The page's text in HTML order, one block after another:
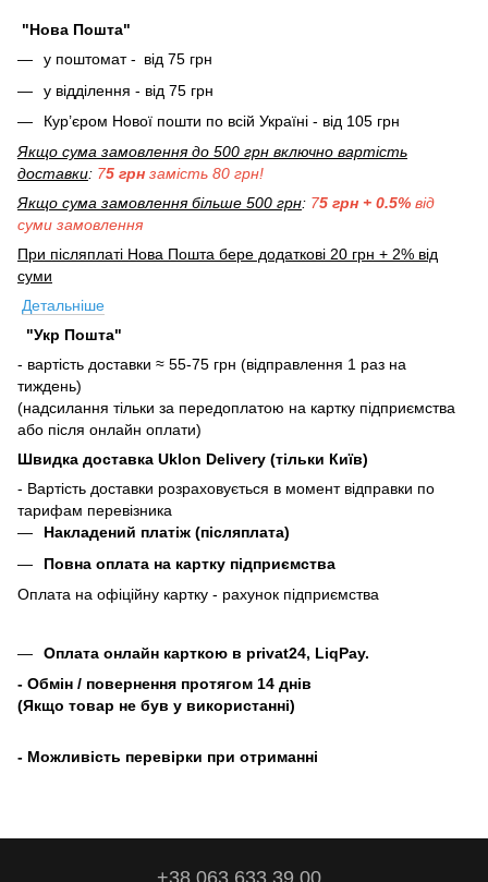
"Нова Пошта"
у поштомат - від 75 грн
у відділення - від 75 грн
Кур’єром Нової пошти по всій Україні - від 105 грн
Якщо сума замовлення до 500 грн включно вартість
доставки: 75 грн замість 80 грн!
Якщо сума замовлення більше 500 грн: 75 грн + 0.5% від
суми замовлення
При післяплаті Нова Пошта бере додаткові 20 грн + 2% від
суми
Детальніше
"Укр Пошта"
- вартість доставки ≈ 55-75 грн (відправлення 1 раз на
тиждень)
(надсилання тільки за передоплатою на картку підприємства
або після онлайн оплати)
Швидка доставка Uklon Delivery (тільки Київ)
- Вартість доставки розраховується в момент відправки по
тарифам перевізника
Накладений платіж (післяплата)
Повна оплата на картку підприємства
Оплата на офіційну картку - рахунок підприємства
Оплата онлайн карткою в privat24, LiqPay.
- Обмін / повернення протягом 14 днів
(Якщо товар не був у використанні)
- Можливість перевірки при отриманні
+38 063 633 39 00